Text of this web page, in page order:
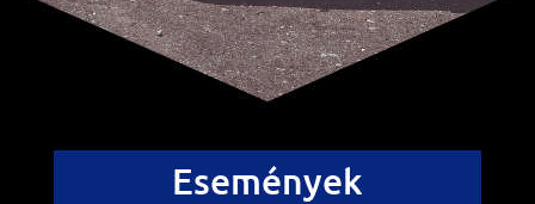
Események